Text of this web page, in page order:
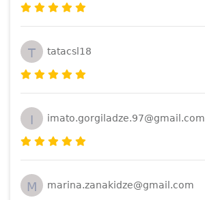
T tatacsl18
I imato.gorgiladze.97@gmail.com
M marina.zanakidze@gmail.com